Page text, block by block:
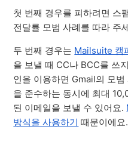
첫 번째 경우를 피하려면 스
전달률 모범 사례를 따라 주
두 번째 경우는 Mailsuite 캠
을 보낼 때 CC나 BCC를 쓰
인을 이용하면 Gmail의 모
을 준수하는 동시에 최대
된 이메일을 보낼 수 있어요.
방식을 사용하기 때문이에요.